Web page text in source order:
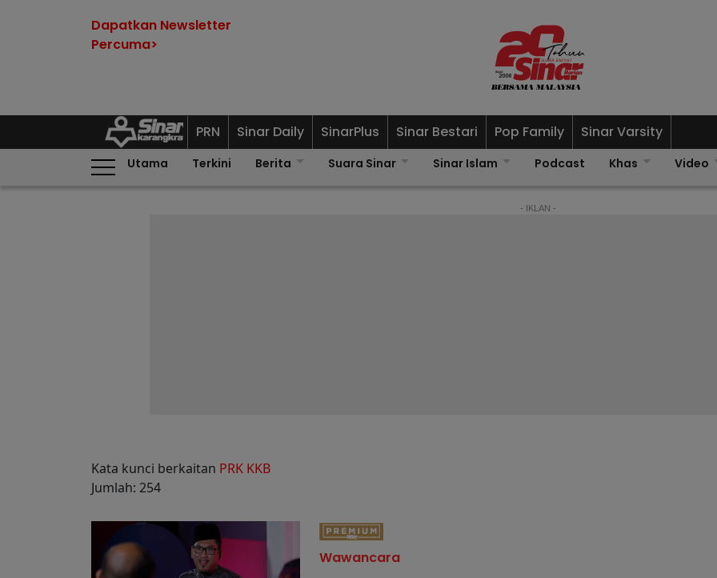
Dapatkan Newsletter
Percuma>
PRN Sinar Daily SinarPlus Sinar Bestari Pop Family Sinar Varsity
Utama Terkini Berita Suara Sinar Sinar Islam Podcast Khas Video
- IKLAN -
Kata kunci berkaitan PRK KKB
Jumlah: 254
Wawancara